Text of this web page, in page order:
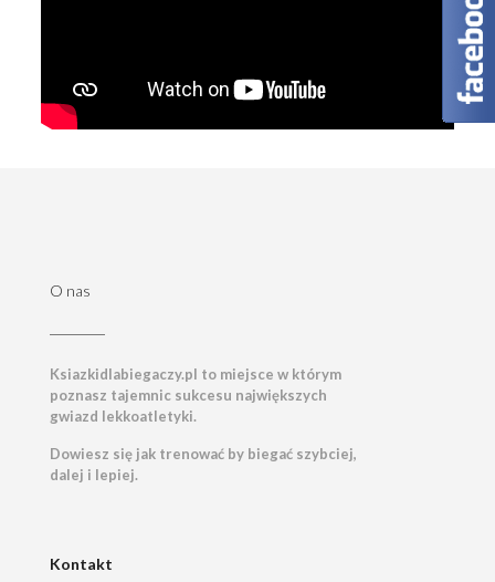
O nas
Ksiazkidlabiegaczy.pl to miejsce w którym
poznasz tajemnic sukcesu największych
gwiazd lekkoatletyki.
Dowiesz się jak trenować by biegać szybciej,
dalej i lepiej.
Kontakt